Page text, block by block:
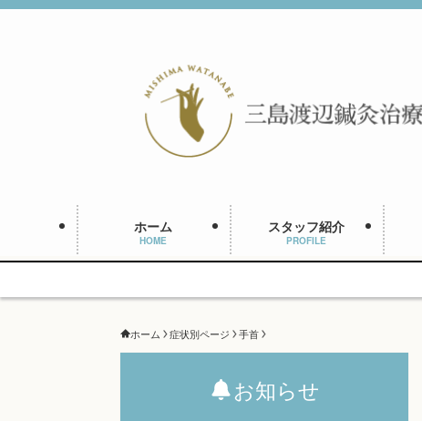
ホーム
HOME
スタッフ紹介
PROFILE
ホーム 症状別ページ 手首
お知らせ